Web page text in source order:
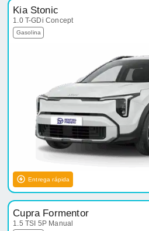
Kia Stonic
1.0 T-GDi Concept
Gasolina
Entrega rápida
Cupra Formentor
1.5 TSI 5P Manual